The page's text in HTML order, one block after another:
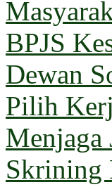
BPJS
Dewan
Pilih
Menjaga
Skrining